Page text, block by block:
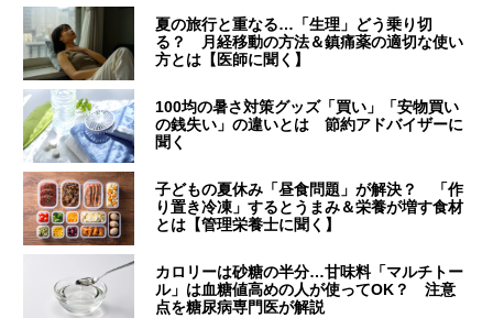
夏の旅行と重なる…「生理」どう乗り切
る？ 月経移動の方法＆鎮痛薬の適切な使い
方とは【医師に聞く】
100均の暑さ対策グッズ「買い」「安物買い
の銭失い」の違いとは 節約アドバイザーに
聞く
子どもの夏休み「昼食問題」が解決？ 「作
り置き冷凍」するとうまみ＆栄養が増す食材
とは【管理栄養士に聞く】
カロリーは砂糖の半分…甘味料「マルチトー
ル」は血糖値高めの人が使ってOK？ 注意
点を糖尿病専門医が解説